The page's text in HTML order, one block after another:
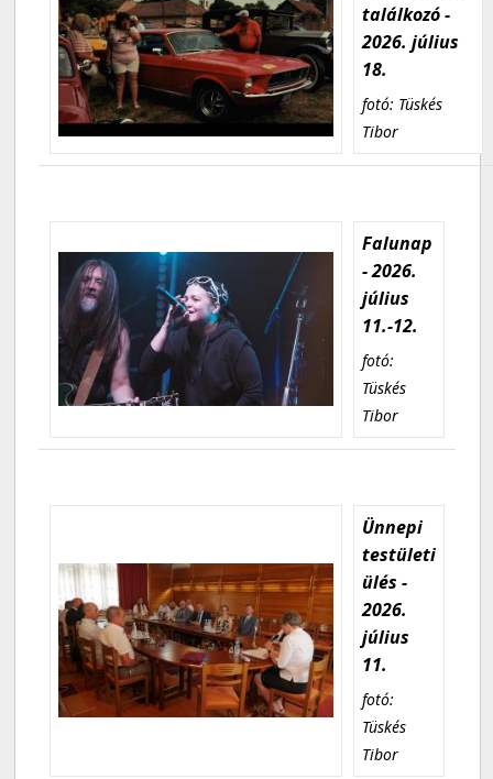
találkozó -
2026. július
18.
fotó: Tüskés
Tibor
Falunap
- 2026.
július
11.-12.
fotó:
Tüskés
Tibor
Ünnepi
testületi
ülés -
2026.
július
11.
fotó:
Tüskés
Tibor